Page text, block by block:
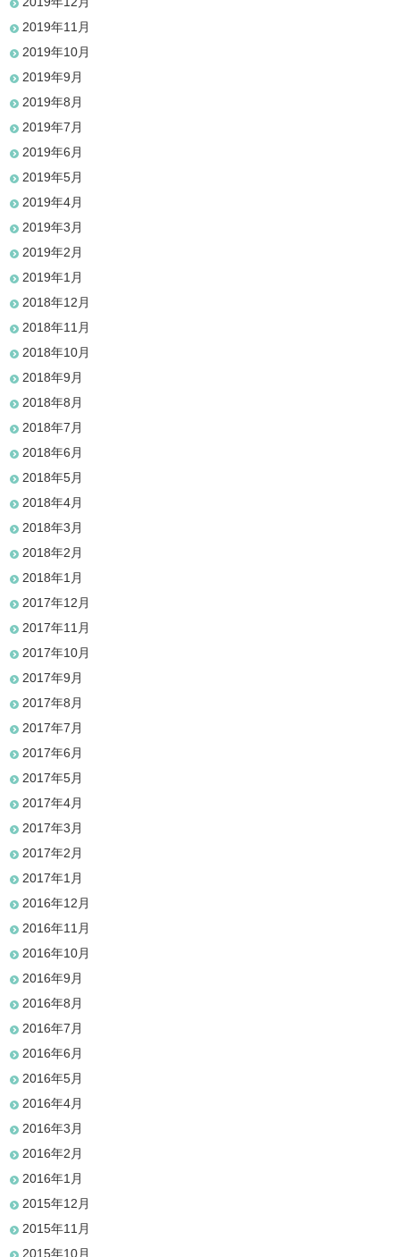
2019年11月
2019年10月
2019年9月
2019年8月
2019年7月
2019年6月
2019年5月
2019年4月
2019年3月
2019年2月
2019年1月
2018年12月
2018年11月
2018年10月
2018年9月
2018年8月
2018年7月
2018年6月
2018年5月
2018年4月
2018年3月
2018年2月
2018年1月
2017年12月
2017年11月
2017年10月
2017年9月
2017年8月
2017年7月
2017年6月
2017年5月
2017年4月
2017年3月
2017年2月
2017年1月
2016年12月
2016年11月
2016年10月
2016年9月
2016年8月
2016年7月
2016年6月
2016年5月
2016年4月
2016年3月
2016年2月
2016年1月
2015年12月
2015年11月
2015年10月